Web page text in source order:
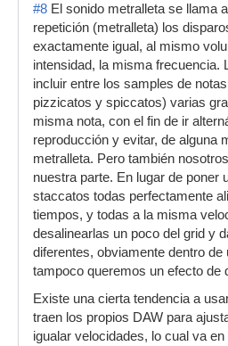
#8 El sonido metralleta se llama
repetición (metralleta) los
exactamente igual, al mismo
intensidad, la misma frecuencia.
incluir entre los samples de
pizzicatos y spiccatos) varias
misma nota, con el fin de ir
reproducción y evitar, de alguna
metralleta. Pero también
nuestra parte. En lugar de poner
staccatos todas perfectamente
tiempos, y todas a la misma
desalinearlas un poco del grid y
diferentes, obviamente dentro de
tampoco queremos un efecto de
Existe una cierta tendencia a
traen los propios DAW para
igualar velocidades, lo cual va